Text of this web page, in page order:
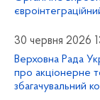
30 червня 2026
Верховна Рада
про акціонерне
збагачувальний